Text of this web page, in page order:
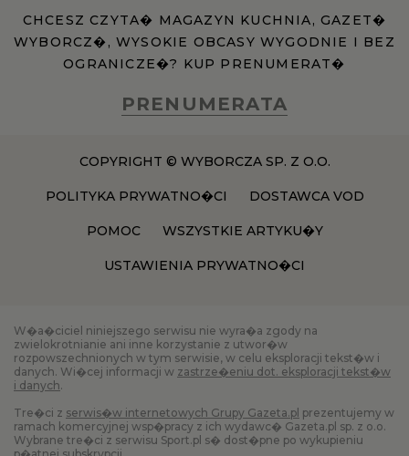
CHCESZ CZYTA� MAGAZYN KUCHNIA, GAZET�
WYBORCZ�, WYSOKIE OBCASY WYGODNIE I BEZ
OGRANICZE�? KUP PRENUMERAT�
PRENUMERATA
COPYRIGHT © WYBORCZA SP. Z O.O.
POLITYKA PRYWATNO�CI DOSTAWCA VOD
POMOC WSZYSTKIE ARTYKU�Y
USTAWIENIA PRYWATNO�CI
W�a�ciciel niniejszego serwisu nie wyra�a zgody na
zwielokrotnianie ani inne korzystanie z utwor�w
rozpowszechnionych w tym serwisie, w celu eksploracji tekst�w i
danych. Wi�cej informacji w zastrze�eniu dot. eksploracji tekst�w
i danych.
Tre�ci z serwis�w internetowych Grupy Gazeta.pl prezentujemy w
ramach komercyjnej wsp�pracy z ich wydawc� Gazeta.pl sp. z o.o.
Wybrane tre�ci z serwisu Sport.pl s� dost�pne po wykupieniu